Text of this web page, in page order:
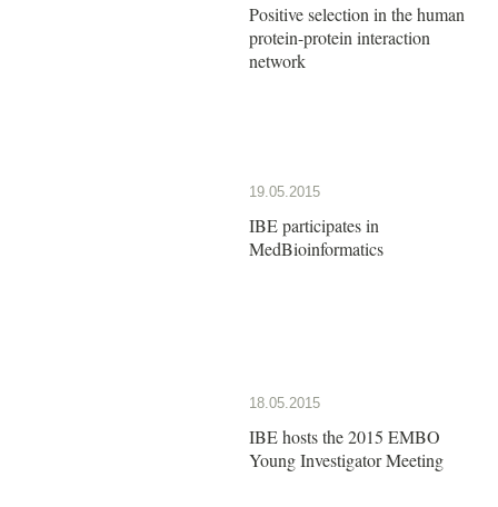
Positive selection in the human
protein-protein interaction
network
19.05.2015
IBE participates in
MedBioinformatics
18.05.2015
IBE hosts the 2015 EMBO
Young Investigator Meeting